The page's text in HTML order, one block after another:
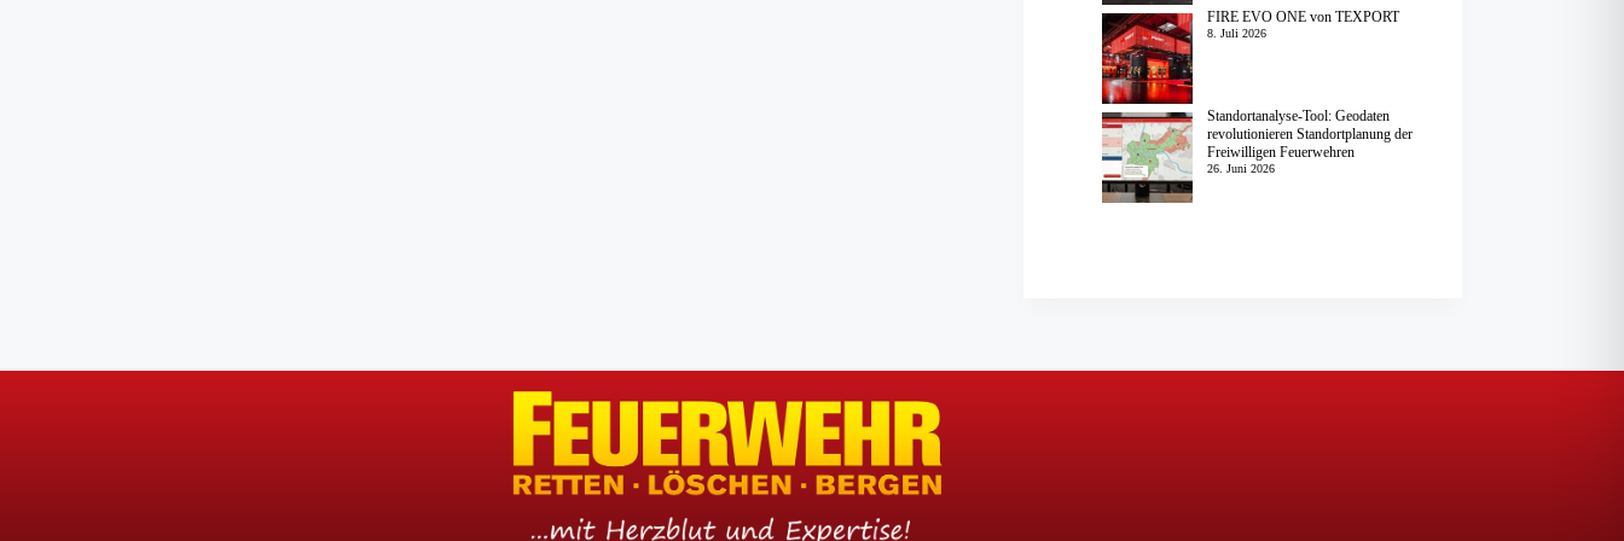
FIRE EVO ONE von TEXPORT
8. Juli 2026
Standortanalyse-Tool: Geodaten
revolutionieren Standortplanung der
Freiwilligen Feuerwehren
26. Juni 2026